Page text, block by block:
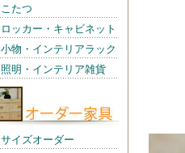
こたつ
ロッカー・キャビネット
小物・インテリアラック
照明・インテリア雑貨
サイズオーダー